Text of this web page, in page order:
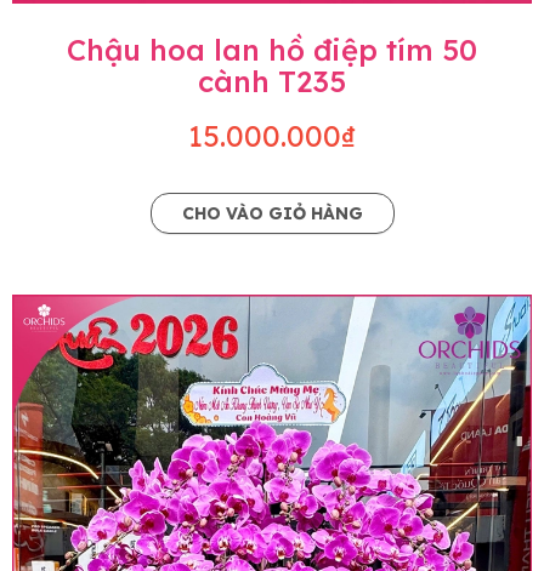
Chậu hoa lan hồ điệp tím 50
cành T235
15.000.000₫
CHO VÀO GIỎ HÀNG